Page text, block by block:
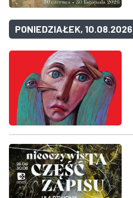
PONIEDZIAŁEK, 10.08.2026